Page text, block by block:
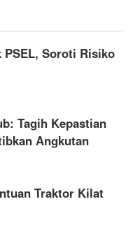
PSEL, Soroti Risiko
Tagih Kepastian
Angkutan
Traktor Kilat